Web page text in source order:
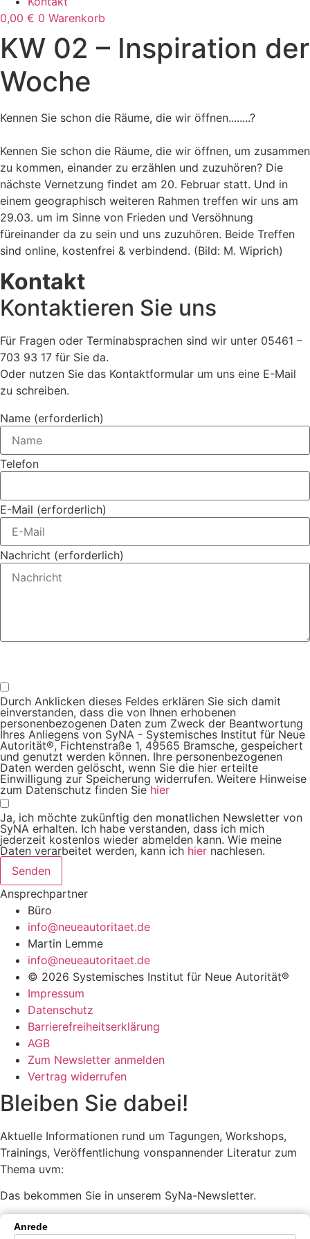
0,00 € 0 Warenkorb
KW 02 – Inspiration der
Woche
Kennen Sie schon die Räume, die wir öffnen........?
Kennen Sie schon die Räume, die wir öffnen, um zusammen
zu kommen, einander zu erzählen und zuzuhören? Die
nächste Vernetzung findet am 20. Februar statt. Und in
einem geographisch weiteren Rahmen treffen wir uns am
29.03. um im Sinne von Frieden und Versöhnung
füreinander da zu sein und uns zuzuhören. Beide Treffen
sind online, kostenfrei & verbindend. (Bild: M. Wiprich)
Kontakt
Kontaktieren Sie uns
Für Fragen oder Terminabsprachen sind wir unter 05461 –
703 93 17 für Sie da.
Oder nutzen Sie das Kontaktformular um uns eine E-Mail
zu schreiben.
Name (erforderlich)
Telefon
E-Mail (erforderlich)
Nachricht (erforderlich)
Durch Anklicken dieses Feldes erklären Sie sich damit
einverstanden, dass die von Ihnen erhobenen
personenbezogenen Daten zum Zweck der Beantwortung
Ihres Anliegens von SyNA - Systemisches Institut für Neue
Autorität®, Fichtenstraße 1, 49565 Bramsche, gespeichert
und genutzt werden können. Ihre personenbezogenen
Daten werden gelöscht, wenn Sie die hier erteilte
Einwilligung zur Speicherung widerrufen. Weitere Hinweise
zum Datenschutz finden Siehier
Ja, ich möchte zukünftig den monatlichen Newsletter von
SyNA erhalten. Ich habe verstanden, dass ich mich
jederzeit kostenlos wieder abmelden kann. Wie meine
Daten verarbeitet werden, kann ich hier nachlesen.
Senden
Ansprechpartner
Büro
info@neueautoritaet.de
Martin Lemme
info@neueautoritaet.de
© 2026 Systemisches Institut für Neue Autorität®
Impressum
Datenschutz
Barrierefreiheitserklärung
AGB
Zum Newsletter anmelden
Vertrag widerrufen
Bleiben Sie dabei!
Aktuelle Informationen rund um Tagungen, Workshops,
Trainings, Veröffentlichung vonspannender Literatur zum
Thema uvm:
Das bekommen Sie in unserem SyNa-Newsletter.
Anrede